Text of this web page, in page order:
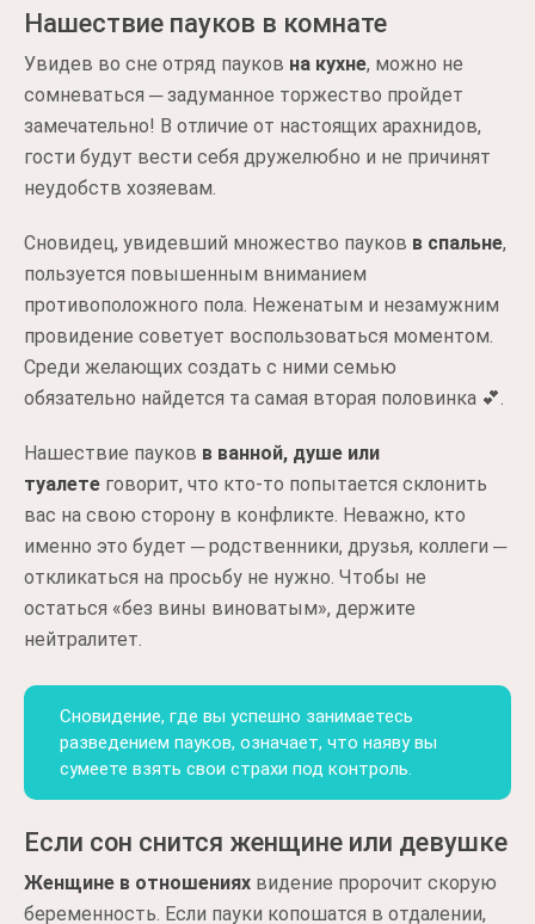
Нашествие пауков в комнате
Увидев во сне отряд пауков на кухне, можно не
сомневаться ─ задуманное торжество пройдет
замечательно! В отличие от настоящих арахнидов,
гости будут вести себя дружелюбно и не причинят
неудобств хозяевам.
Сновидец, увидевший множество пауков в спальне,
пользуется повышенным вниманием
противоположного пола. Неженатым и незамужним
провидение советует воспользоваться моментом.
Среди желающих создать с ними семью
обязательно найдется та самая вторая половинка 💕.
Нашествие пауков в ванной, душе или
туалете говорит, что кто-то попытается склонить
вас на свою сторону в конфликте. Неважно, кто
именно это будет ─ родственники, друзья, коллеги ─
откликаться на просьбу не нужно. Чтобы не
остаться «без вины виноватым», держите
нейтралитет.
Сновидение, где вы успешно занимаетесь
разведением пауков, означает, что наяву вы
сумеете взять свои страхи под контроль.
Если сон снится женщине или девушке
Женщине в отношениях видение пророчит скорую
беременность. Если пауки копошатся в отдалении,